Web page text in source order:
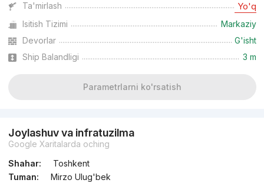
Ta'mirlash Yo'q
Isitish Tizimi
Markaziy
Devorlar
G'isht
Ship Balandligi
3 m
Parametrlarni ko'rsatish
Joylashuv va infratuzilma
Google Xaritalarda oching
Shahar:
Toshkent
Tuman:
Mirzo Ulug'bek